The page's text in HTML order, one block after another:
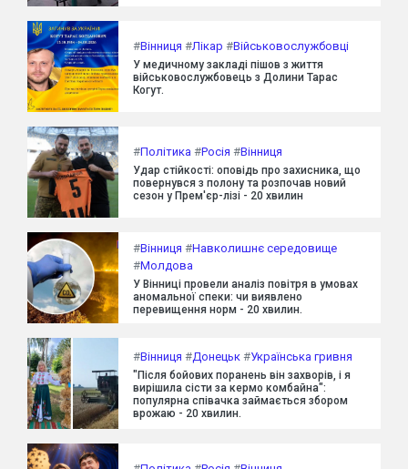
#Вінниця #Лікар #Військовослужбовці
У медичному закладі пішов з життя
військовослужбовець з Долини Тарас
Когут.
#Політика #Росія #Вінниця
Удар стійкості: оповідь про захисника, що
повернувся з полону та розпочав новий
сезон у Прем'єр-лізі - 20 хвилин
#Вінниця #Навколишнє середовище
#Молдова
У Вінниці провели аналіз повітря в умовах
аномальної спеки: чи виявлено
перевищення норм - 20 хвилин.
#Вінниця #Донецьк #Українська гривня
"Після бойових поранень він захворів, і я
вирішила сісти за кермо комбайна":
популярна співачка займається збором
врожаю - 20 хвилин.